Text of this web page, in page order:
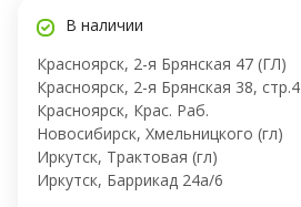
В наличии
Красноярск, 2-я Брянская 47 (ГЛ)
Красноярск, 2-я Брянская 38, стр.4
Красноярск, Крас. Раб.
Новосибирск, Хмельницкого (гл)
Иркутск, Трактовая (гл)
Иркутск, ​Баррикад 24а/6